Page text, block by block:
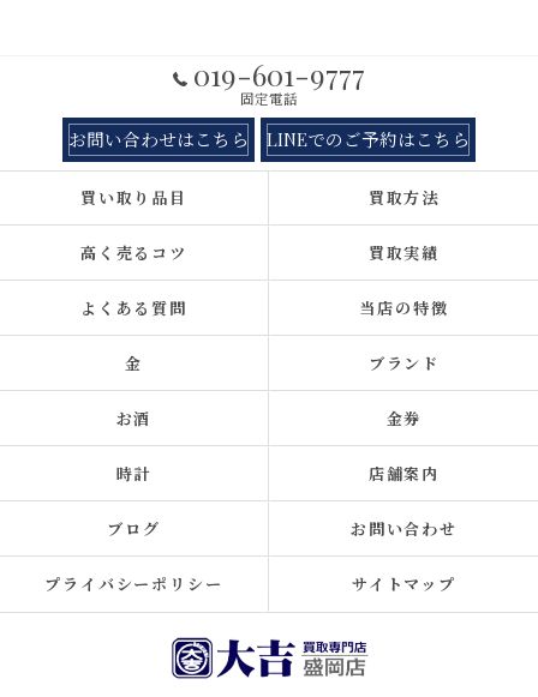
019-601-9777
固定電話
お問い合わせはこちら LINEでのご予約はこちら
買い取り品目 買取方法
高く売るコツ 買取実績
よくある質問 当店の特徴
金 ブランド
お酒 金券
時計 店舗案内
ブログ お問い合わせ
プライバシーポリシー サイトマップ